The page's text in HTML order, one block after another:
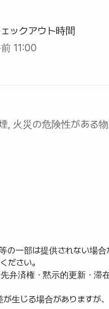
ックアウト時間
11:00
, 火災の危険性がある
の一部は提供されない場
ださい。
弁済権・黙示的更新・滞
生じる場合がありますが